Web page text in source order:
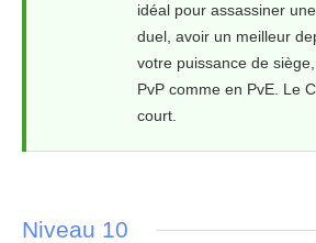
idéal pour assassiner
duel, avoir un meilleur
votre puissance de
PvP comme en PvE. Le
court.
Niveau 10